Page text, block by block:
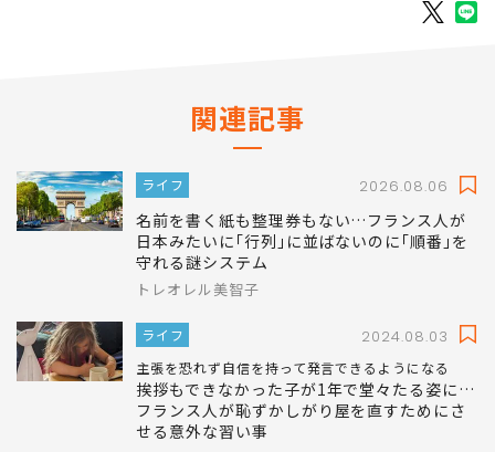
関連記事
ライフ 2026.08.06
名前を書く紙も整理券もない…フランス人が
日本みたいに｢行列｣に並ばないのに｢順番｣を
守れる謎システム
トレオレル美智子
ライフ 2024.08.03
主張を恐れず自信を持って発言できるようになる
挨拶もできなかった子が1年で堂々たる姿に…
フランス人が恥ずかしがり屋を直すためにさ
せる意外な習い事